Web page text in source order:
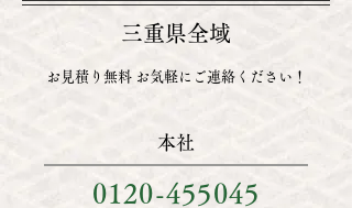
三重県全域
お見積り無料 お気軽にご連絡ください！
本社
0120-455045